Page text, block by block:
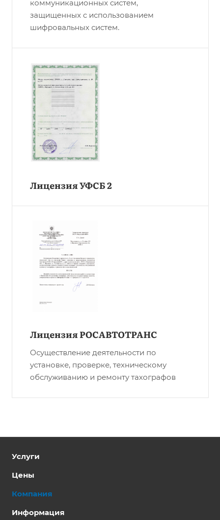
коммуникационных систем,
защищенных с использованием
шифровальных систем.
Лицензия УФСБ 2
Лицензия РОСАВТОТРАНС
Осуществление деятельности по
установке, проверке, техническому
обслуживанию и ремонту тахографов
Услуги
Цены
Компания
Информация